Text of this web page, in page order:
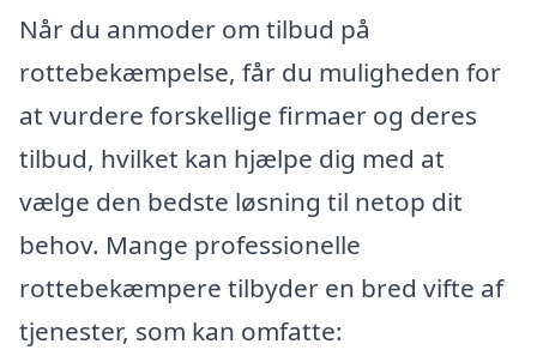
Når du anmoder om tilbud på
rottebekæmpelse, får du muligheden for
at vurdere forskellige firmaer og deres
tilbud, hvilket kan hjælpe dig med at
vælge den bedste løsning til netop dit
behov. Mange professionelle
rottebekæmpere tilbyder en bred vifte af
tjenester, som kan omfatte: